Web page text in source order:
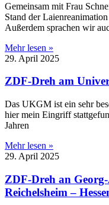
Gemeinsam mit Frau
Stand der
Außerdem sprachen wir
Mehr lesen »
29. April 2025
ZDF-Dreh am
Das UKGM ist ein sehr
hier mein Eingriff
Jahren
Mehr lesen »
29. April 2025
ZDF-Dreh an
Reichelsheim –